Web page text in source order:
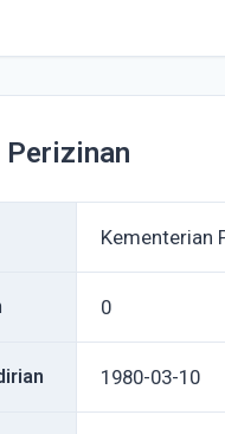
Perizinan
Kementerian
0
1980-03-10